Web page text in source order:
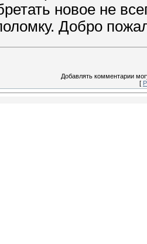
новое не
Добро
Добавлять комментарии
[